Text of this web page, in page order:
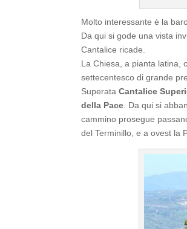
Molto interessante è la
Da qui si gode una vista
Cantalice ricade.
La Chiesa, a pianta latina,
settecentesco di grande
SuperataCantalice
della Pace . Da qui si
cammino prosegue
del Terminillo, e a ovest la